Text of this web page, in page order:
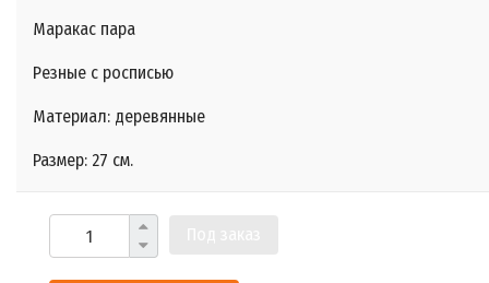
Маракас пара
Резные с росписью
Материал: деревянные
Размер: 27 cм.